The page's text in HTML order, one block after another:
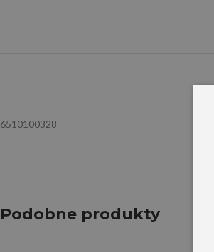
6510100328
Podobne produkty